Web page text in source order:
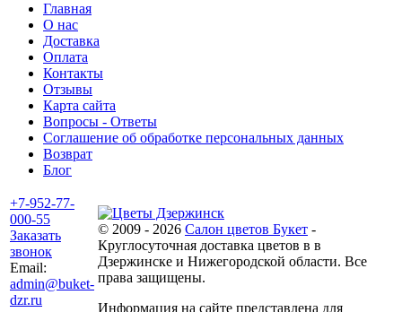
Главная
О нас
Доставка
Оплата
Контакты
Отзывы
Карта сайта
Вопросы - Ответы
Соглашение об обработке персональных данных
Возврат
Блог
+7-952-77-
000-55
Заказать
звонок
Email:
admin@buket-
dzr.ru
© 2009 - 2026 Салон цветов Букет -
Круглосуточная доставка цветов в в
Дзержинске и Нижегородской области. Все
права защищены.
Информация на сайте представлена для